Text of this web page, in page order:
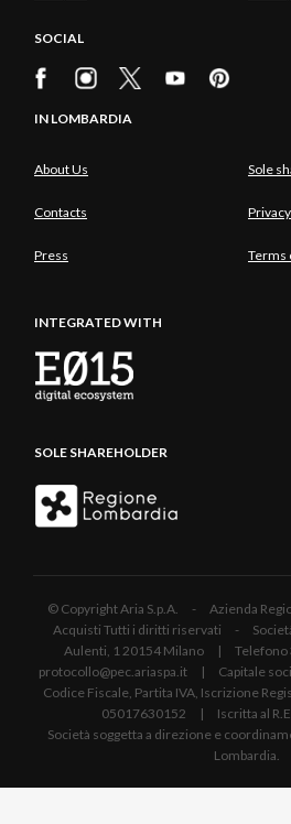
SOCIAL
IN LOMBARDIA
About Us Sole
Contacts
Press Terms
INTEGRATED WITH
SOLE SHAREHOLDER
© Copyright Aria S.p.A. - Azienda
Acquisti Tutti i diritti riservati - Società
Aulenti, 1 20154 Milano |
protocollo@pec.ariaspa.it | Capitale
Codice Fiscale, Partita IVA, Iscrizione
05017630152 | Iscritta al
Società soggetta a direzione e
Lombardia.